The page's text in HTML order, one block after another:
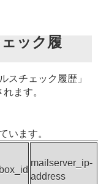
ック履
スチェック履歴」
ます。
います。
mailserver_ip-
address